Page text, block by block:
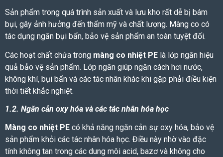
Sản phẩm trong quá trình sản xuất và lưu kho rất dễ bị bám
bụi, gây ảnh hưởng đến thẩm mỹ và chất lượng. Màng co có
tác dụng ngăn bụi bẩn, bảo vệ sản phẩm an toàn tuyệt đối.
Các hoạt chất chứa trong màng co nhiệt PE là lớp ngăn hiệu
quả bảo vệ sản phẩm. Lớp ngăn giúp ngăn cách hơi nước,
không khí, bụi bẩn và các tác nhân khác khi gặp phải điều kiện
thời tiết khắc nghiệt.
1.2. Ngăn cản oxy hóa và các tác nhân hóa học
Màng co nhiệt PE có khả năng ngăn cản sự oxy hóa, bảo vệ
sản phẩm khỏi các tác nhân hóa học. Điều này nhờ vào đặc
tính không tan trong các dung môi acid, bazơ và không cho